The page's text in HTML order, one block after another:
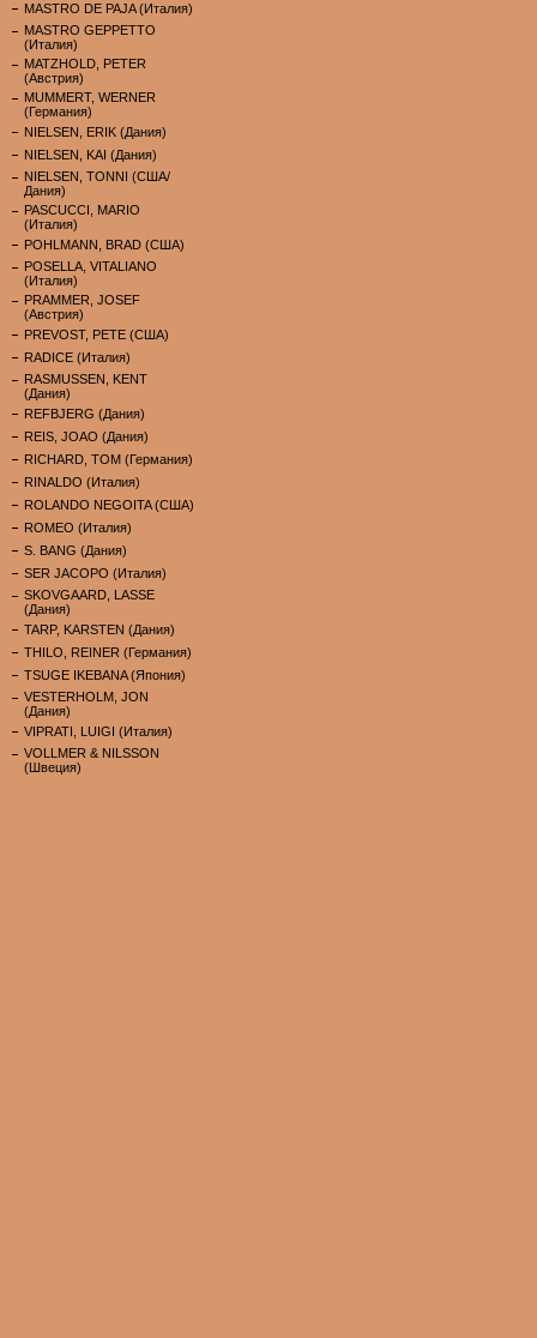
MASTRO DE PAJA (Италия)
MASTRO GEPPETTO
(Италия)
MATZHOLD, PETER
(Австрия)
MUMMERT, WERNER
(Германия)
NIELSEN, ERIK (Дания)
NIELSEN, KAI (Дания)
NIELSEN, TONNI (США/
Дания)
PASCUCCI, MARIO
(Италия)
POHLMANN, BRAD (США)
POSELLA, VITALIANO
(Италия)
PRAMMER, JOSEF
(Австрия)
PREVOST, PETE (США)
RADICE (Италия)
RASMUSSEN, KENT
(Дания)
REFBJERG (Дания)
REIS, JOAO (Дания)
RICHARD, TOM (Германия)
RINALDO (Италия)
ROLANDO NEGOITA (США)
ROMEO (Италия)
S. BANG (Дания)
SER JACOPO (Италия)
SKOVGAARD, LASSE
(Дания)
TARP, KARSTEN (Дания)
THILO, REINER (Германия)
TSUGE IKEBANA (Япония)
VESTERHOLM, JON
(Дания)
VIPRATI, LUIGI (Италия)
VOLLMER & NILSSON
(Швеция)